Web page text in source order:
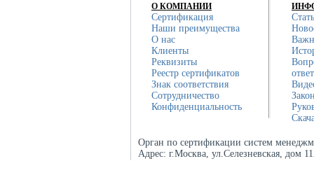
О КОМПАНИИ
Сертификация
Наши преимущества
О нас
Клиенты
Реквизиты
Реестр сертификатов
Знак соответствия
Сотрудничество
Конфиденциальность
Орган по сертификации систем
Адрес: г.Москва, ул.Селезневская, дом